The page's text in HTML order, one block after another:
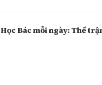
Học Bác mỗi ngày: Thế